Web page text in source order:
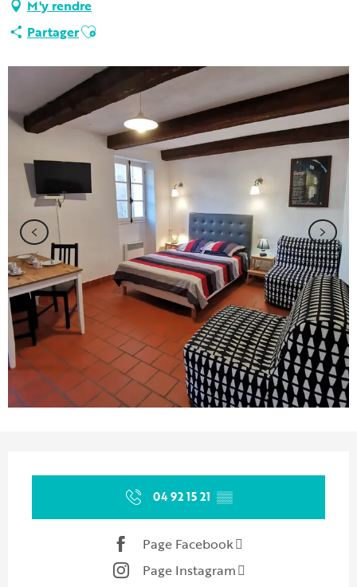
M'y rendre
PartagerAjouter aux favoris
04 92 15 21 ▒▒
Page Facebook
Page Instagram